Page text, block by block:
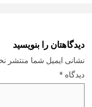
دیدگاهتان را بنویسید
نشانی ایمیل شما منتشر
دیدگاه *